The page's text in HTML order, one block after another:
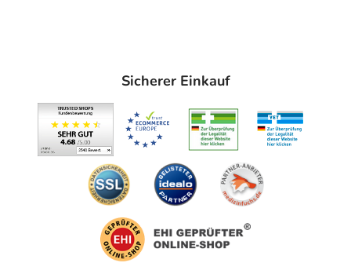
Sicherer Einkauf